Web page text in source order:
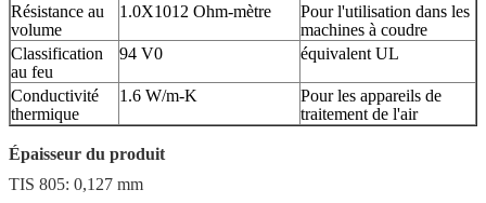
Résistance au
volume
1.0X1012 Ohm-mètre
Pour l'utilisation dans les
machines à coudre
Classification
au feu
94 V0 équivalent UL
Conductivité
thermique
1.6 W/m-K
Pour les appareils de
traitement de l'air
Épaisseur du produit
TIS 805: 0,127 mm